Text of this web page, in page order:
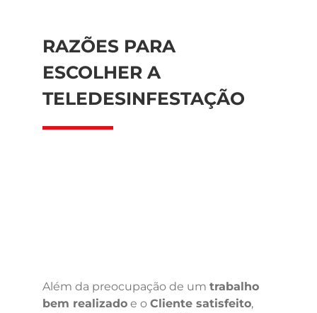
RAZÕES PARA
ESCOLHER A
TELEDESINFESTAÇÃO
Além da preocupação de um trabalho
bem realizado e o Cliente satisfeito,